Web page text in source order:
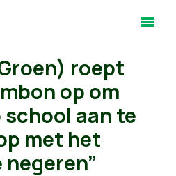
roept
op om
aan te
met het